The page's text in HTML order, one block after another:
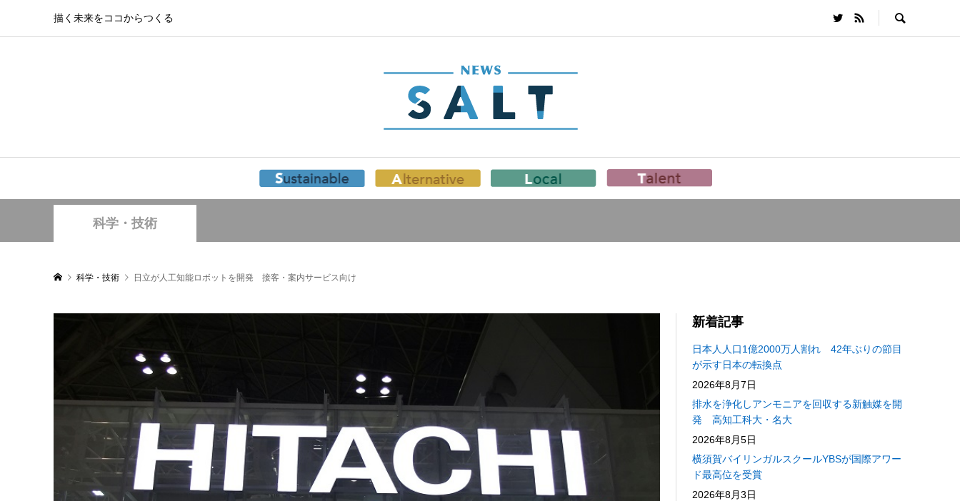
描く未来をココからつくる
科学・技術
科学・技術 日立が人工知能ロボットを開発 接客・案内サービス向け
新着記事
日本人人口1億2000万人割れ 42年ぶりの節目
が示す日本の転換点
2026年8月7日
排水を浄化しアンモニアを回収する新触媒を開
発 高知工科大・名大
2026年8月5日
横須賀バイリンガルスクールYBSが国際アワー
ド最高位を受賞
2026年8月3日